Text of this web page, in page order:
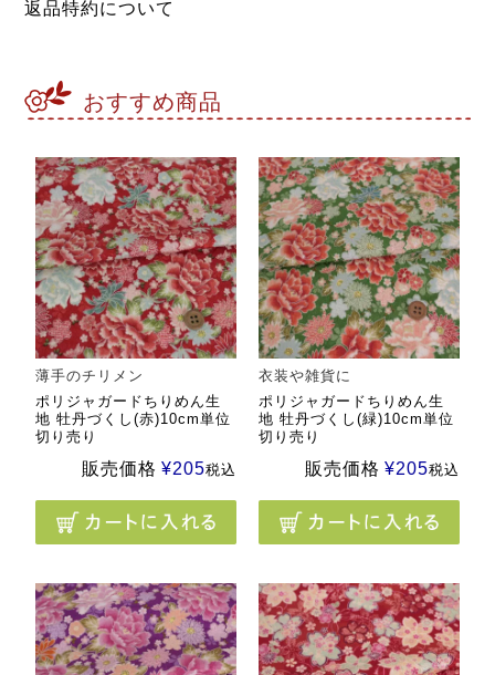
返品特約について
おすすめ商品
薄手のチリメン
ポリジャガードちりめん生
地 牡丹づくし(赤)10cm単位
切り売り
販売価格 ¥205税込
衣装や雑貨に
ポリジャガードちりめん生
地 牡丹づくし(緑)10cm単位
切り売り
販売価格 ¥205税込